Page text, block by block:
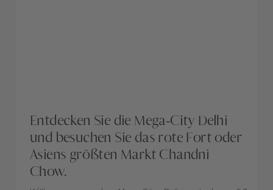
Entdecken Sie die Mega-City Delhi
und besuchen Sie das rote Fort oder
Asiens größten Markt Chandni
Chow.